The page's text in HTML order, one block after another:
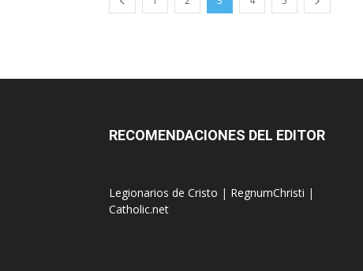
RECOMENDACIONES DEL EDITOR
Legionarios de Cristo | RegnumChristi |
Catholic.net